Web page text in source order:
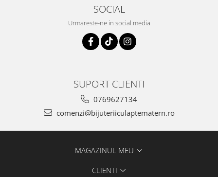
SOCIAL
Urmareste-ne in social media
SUPORT CLIENTI
0769627134
comenzi@bijuteriiculaptematern.ro
MAGAZINUL MEU
CLIENTI